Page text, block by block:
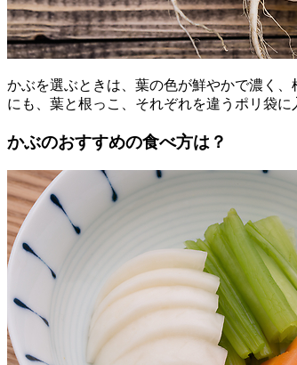
かぶを選ぶときは、葉の色が鮮やかで濃く
にも、葉と根っこ、それぞれを違うポリ袋
かぶのおすすめの食べ方は？